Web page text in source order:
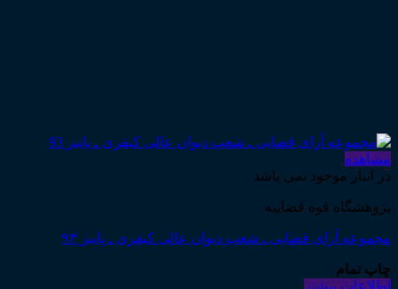
مشاهده
در انبار موجود نمی باشد
پژوهشگاه قوه قضاییه
مجموعه آرای قضایی ـ شعب دیوان عالی کیفری ـ پاییز ۹۳
چاپ تمام
اطلاعات بیشتر